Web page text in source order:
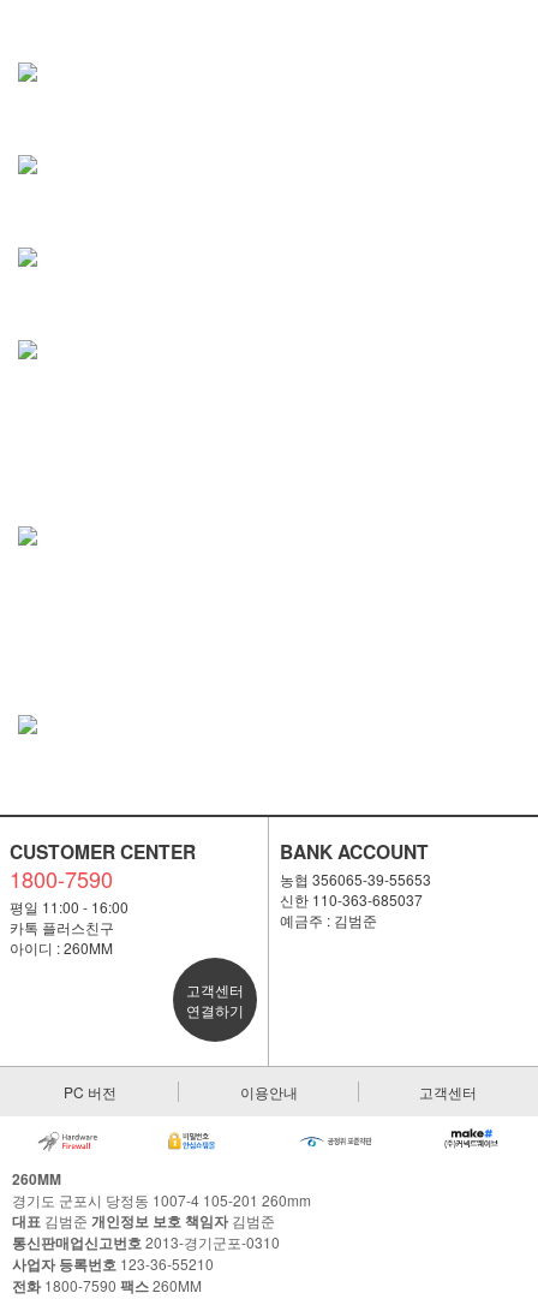
CUSTOMER CENTER
1800-7590
평일 11:00 - 16:00
카톡 플러스친구
아이디 : 260MM
고객센터
연결하기
BANK ACCOUNT
농협 356065-39-55653
신한 110-363-685037
예금주 : 김범준
PC 버전 이용안내 고객센터
260MM
경기도 군포시 당정동 1007-4 105-201 260mm
대표 김범준 개인정보 보호 책임자김범준
통신판매업신고번호2013-경기군포-0310
사업자 등록번호 123-36-55210
전화1800-7590 팩스260MM